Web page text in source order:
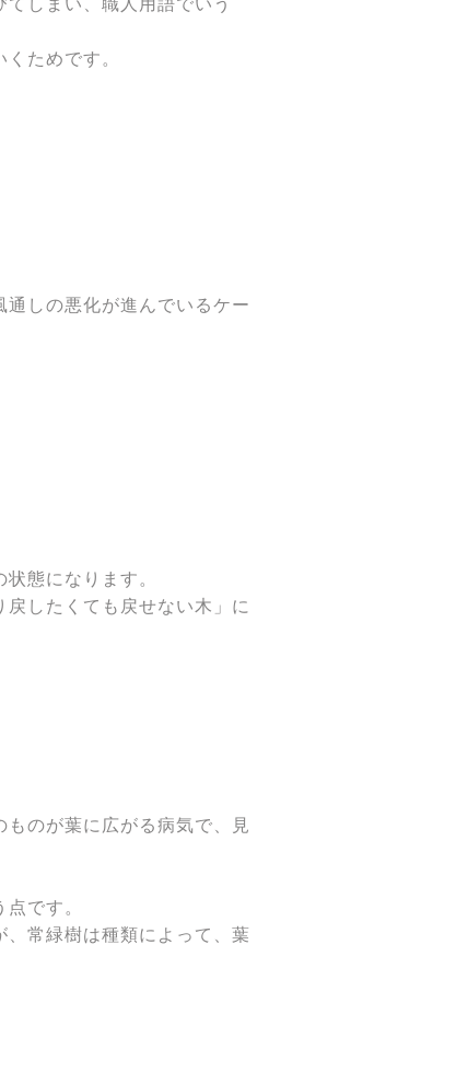
しまい、職人用語でいう
ためです。
しの悪化が進んでいるケー
態になります。
したくても戻せない木」に
のが葉に広がる病気で、見
です。
常緑樹は種類によって、葉